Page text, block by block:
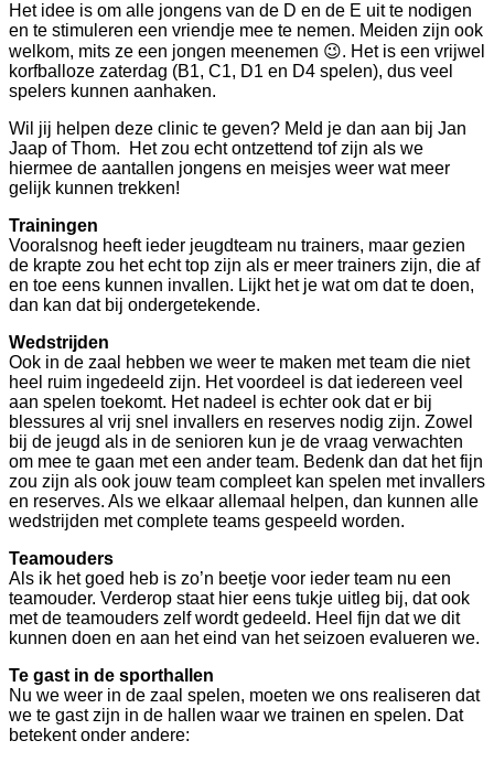
Het idee is om alle jongens van de D en de E uit te nodigen
en te stimuleren een vriendje mee te nemen. Meiden zijn ook
welkom, mits ze een jongen meenemen 😉. Het is een vrijwel
korfballoze zaterdag (B1, C1, D1 en D4 spelen), dus veel
spelers kunnen aanhaken.
Wil jij helpen deze clinic te geven? Meld je dan aan bij Jan
Jaap of Thom. Het zou echt ontzettend tof zijn als we
hiermee de aantallen jongens en meisjes weer wat meer
gelijk kunnen trekken!
Trainingen
Vooralsnog heeft ieder jeugdteam nu trainers, maar gezien
de krapte zou het echt top zijn als er meer trainers zijn, die af
en toe eens kunnen invallen. Lijkt het je wat om dat te doen,
dan kan dat bij ondergetekende.
Wedstrijden
Ook in de zaal hebben we weer te maken met team die niet
heel ruim ingedeeld zijn. Het voordeel is dat iedereen veel
aan spelen toekomt. Het nadeel is echter ook dat er bij
blessures al vrij snel invallers en reserves nodig zijn. Zowel
bij de jeugd als in de senioren kun je de vraag verwachten
om mee te gaan met een ander team. Bedenk dan dat het fijn
zou zijn als ook jouw team compleet kan spelen met invallers
en reserves. Als we elkaar allemaal helpen, dan kunnen alle
wedstrijden met complete teams gespeeld worden.
Teamouders
Als ik het goed heb is zo’n beetje voor ieder team nu een
teamouder. Verderop staat hier eens tukje uitleg bij, dat ook
met de teamouders zelf wordt gedeeld. Heel fijn dat we dit
kunnen doen en aan het eind van het seizoen evalueren we.
Te gast in de sporthallen
Nu we weer in de zaal spelen, moeten we ons realiseren dat
we te gast zijn in de hallen waar we trainen en spelen. Dat
betekent onder andere: